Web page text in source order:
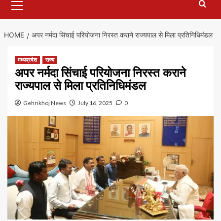
Menu
HOME अपर नर्मदा सिंचाई परियोजना निरस्त कराने राज्यपाल से मिला प्रतिनिधिमंडल
मध्यप्रदेश राज्य
अपर नर्मदा सिंचाई परियोजना निरस्त कराने
राज्यपाल से मिला प्रतिनिधिमंडल
Gehrikhoj News July 16, 2025 0